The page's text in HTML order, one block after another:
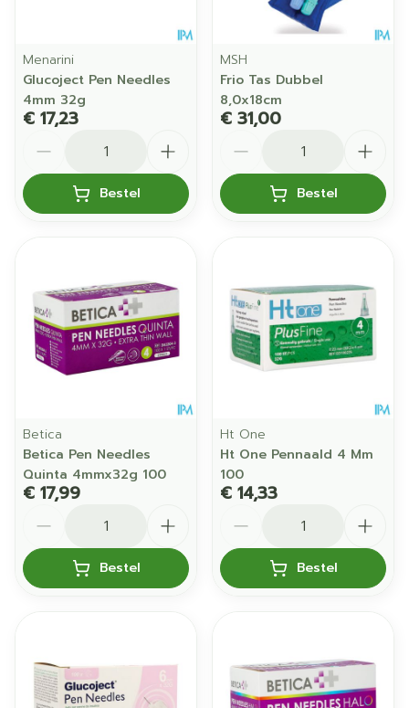
Menarini
Glucoject Pen Needles
4mm 32g
€ 17,23
Bestel
MSH
Frio Tas Dubbel
8,0x18cm
€ 31,00
Bestel
Betica
Betica Pen Needles
Quinta 4mmx32g 100
€ 17,99
Bestel
Ht One
Ht One Pennaald 4 Mm
100
€ 14,33
Bestel